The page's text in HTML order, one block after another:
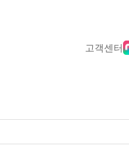
고객센터